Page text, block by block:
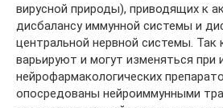
вирусной природы), приводящих к
дисбалансу иммунной системы и
центральной нервной системы.
варьируют и могут изменяться при
нейрофармакологических
опосредованы нейроиммунными